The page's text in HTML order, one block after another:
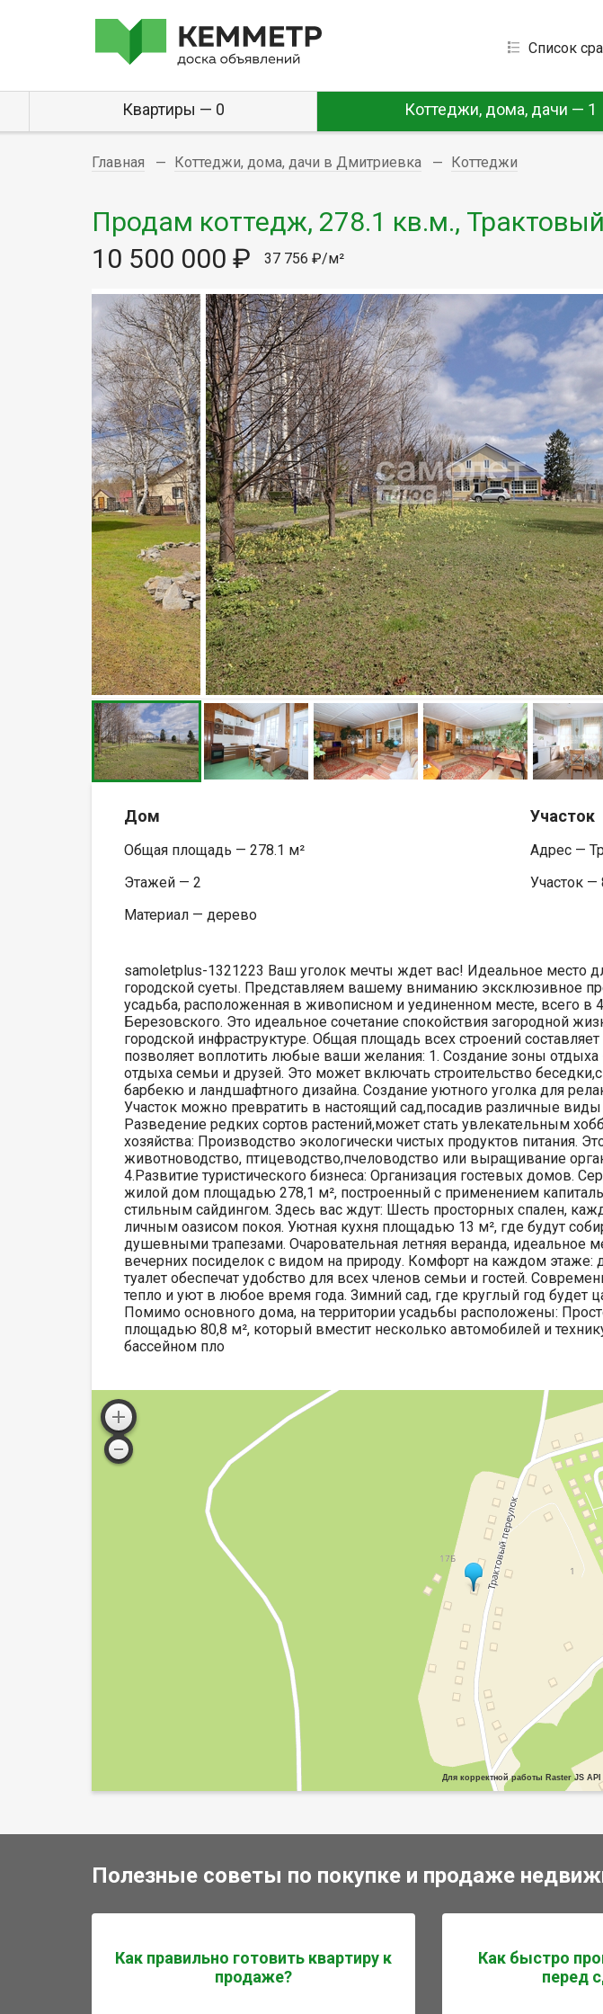
Список
Квартиры — 0 Коттеджи, дома, дачи — 1
Главная Коттеджи, дома, дачи в Дмитриевка Коттеджи
Продам коттедж, 278.1 кв.м.,
10 500 000 ₽
37 756 ₽/м²
Дом
Общая площадь — 278.1 м²
Этажей — 2
Материал — дерево
Участок
Адрес —
Участок —
samoletplus-1321223 Ваш уголок мечты ждет вас! Идеальное место
городской суеты. Представляем вашему вниманию эксклюзивное
усадьба, расположенная в живописном и уединенном месте, всего в
Березовского. Это идеальное сочетание спокойствия загородной
городской инфраструктуре. Общая площадь всех строений
позволяет воплотить любые ваши желания: 1. Создание зоны отдыха
отдыха семьи и друзей. Это может включать строительство
барбекю и ландшафтного дизайна. Создание уютного уголка для
Участок можно превратить в настоящий сад,посадив различные
Разведение редких сортов растений,может стать увлекательным
хозяйства: Производство экологически чистых продуктов питания.
животноводство, птицеводство,пчеловодство или выращивание
4.Развитие туристического бизнеса: Организация гостевых домов.
жилой дом площадью 278,1 м², построенный с применением
стильным сайдингом. Здесь вас ждут: Шесть просторных спален,
личным оазисом покоя. Уютная кухня площадью 13 м², где будут
душевными трапезами. Очаровательная летняя веранда, идеальное
вечерних посиделок с видом на природу. Комфорт на каждом этаже:
туалет обеспечат удобство для всех членов семьи и гостей.
тепло и уют в любое время года. Зимний сад, где круглый год будет
Помимо основного дома, на территории усадьбы расположены:
площадью 80,8 м², который вместит несколько автомобилей и
бассейном пло
Для корректной работы Raster JS
Полезные советы по покупке и продаже
Как правильно готовить квартиру к
продаже?
Как быстро
перед